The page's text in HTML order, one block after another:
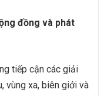
đồng và phát
tiếp cận các giải
vùng xa, biên giới và